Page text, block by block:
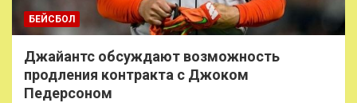
БЕЙСБОЛ
Джайантс обсуждают возможность
продления контракта с Джоком
Педерсоном